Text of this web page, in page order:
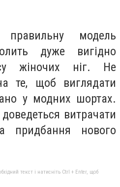
модель
дуже вигідно
жіночих ніг. Не
те, щоб виглядати
у модних шортах.
витрачати
придбання нового
текст і натисніть Ctrl + Enter, щоб